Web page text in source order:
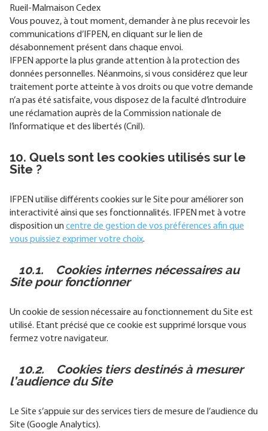
Rueil-Malmaison Cedex
Vous pouvez, à tout moment, demander à ne plus recevoir les
communications d’IFPEN, en cliquant sur le lien de
désabonnement présent dans chaque envoi.
IFPEN apporte la plus grande attention à la protection des
données personnelles. Néanmoins, si vous considérez que leur
traitement porte atteinte à vos droits ou que votre demande
n’a pas été satisfaite, vous disposez de la faculté d’introduire
une réclamation auprès de la Commission nationale de
l’informatique et des libertés (Cnil).
10. Quels sont les cookies utilisés sur le
Site ?
IFPEN utilise différents cookies sur le Site pour améliorer son
interactivité ainsi que ses fonctionnalités. IFPEN met à votre
disposition un centre de gestion de vos préférences afin que
vous puissiez exprimer votre choix.
10.1. Cookies internes nécessaires au
Site pour fonctionner
Un cookie de session nécessaire au fonctionnement du Site est
utilisé. Etant précisé que ce cookie est supprimé lorsque vous
fermez votre navigateur.
10.2. Cookies tiers destinés à mesurer
l’audience du Site
Le Site s’appuie sur des services tiers de mesure de l’audience du
Site (Google Analytics).